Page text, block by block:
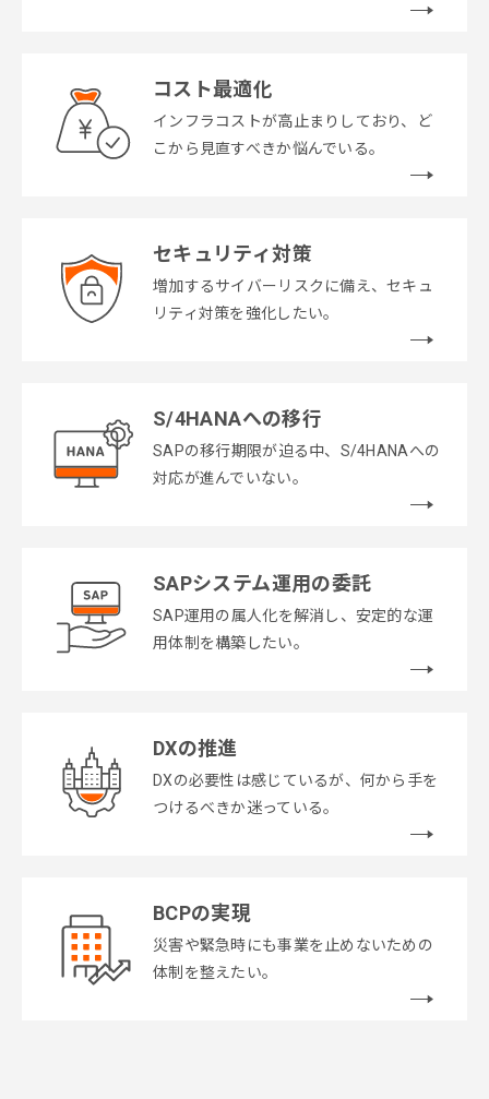
コスト最適化
インフラコストが高止まりしており、ど
こから見直すべきか悩んでいる。
セキュリティ対策
増加するサイバーリスクに備え、セキュ
リティ対策を強化したい。
S/4HANAへの移行
SAPの移行期限が迫る中、S/4HANAへの
対応が進んでいない。
SAPシステム運用の委託
SAP運用の属人化を解消し、安定的な運
用体制を構築したい。
DXの推進
DXの必要性は感じているが、何から手を
つけるべきか迷っている。
BCPの実現
災害や緊急時にも事業を止めないための
体制を整えたい。